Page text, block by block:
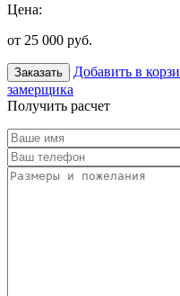
Цена:
от 25 000 руб.
Заказать Добавить в
замерщика
Получить расчет